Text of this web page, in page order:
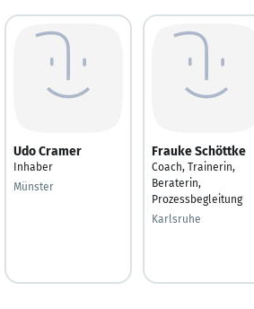
Udo Cramer
Inhaber
Münster
Frauke Schöttke
Coach, Trainerin,
Beraterin,
Prozessbegleitung
Karlsruhe